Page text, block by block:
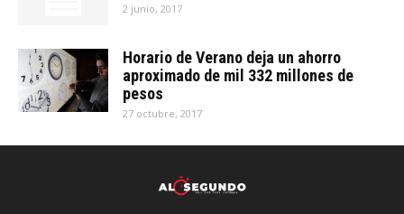
2 junio, 2017
Horario de Verano deja un ahorro
aproximado de mil 332 millones de
pesos
27 octubre, 2017